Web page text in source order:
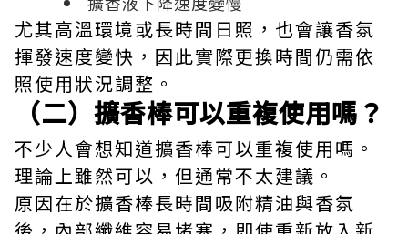
尤其高溫環境或長時間日照，也會讓香氛
揮發速度變快，因此實際更換時間仍需依
照使用狀況調整。
（二）擴香棒可以重複使用嗎？
不少人會想知道擴香棒可以重複使用嗎。
理論上雖然可以，但通常不太建議。
原因在於擴香棒長時間吸附精油與香氛